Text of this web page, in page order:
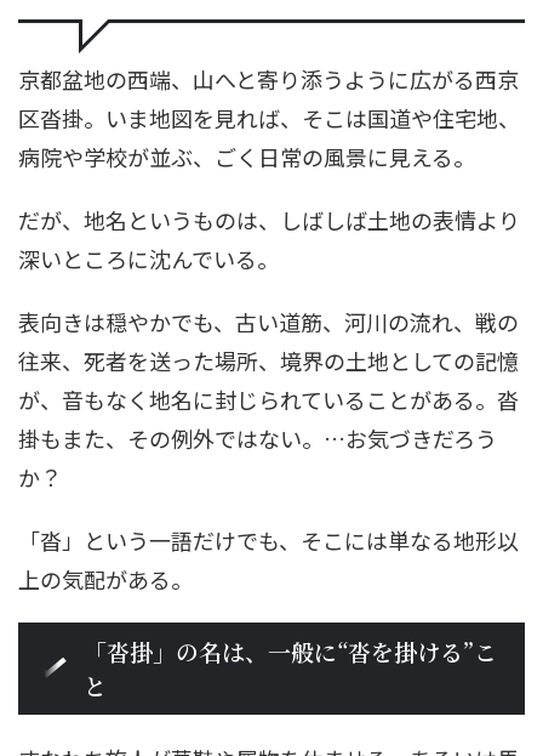
京都盆地の西端、山へと寄り添うように広がる西京
区沓掛。いま地図を見れば、そこは国道や住宅地、
病院や学校が並ぶ、ごく日常の風景に見える。
だが、地名というものは、しばしば土地の表情より
深いところに沈んでいる。
表向きは穏やかでも、古い道筋、河川の流れ、戦の
往来、死者を送った場所、境界の土地としての記憶
が、音もなく地名に封じられていることがある。沓
掛もまた、その例外ではない。…お気づきだろう
か？
「沓」という一語だけでも、そこには単なる地形以
上の気配がある。
「沓掛」の名は、一般に“沓を掛ける”こ
と